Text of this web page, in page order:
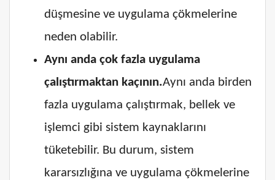
düşmesine ve uygulama çökmelerine
neden olabilir.
Aynı anda çok fazla uygulama
çalıştırmaktan kaçının.Aynı anda birden
fazla uygulama çalıştırmak, bellek ve
işlemci gibi sistem kaynaklarını
tüketebilir. Bu durum, sistem
kararsızlığına ve uygulama çökmelerine